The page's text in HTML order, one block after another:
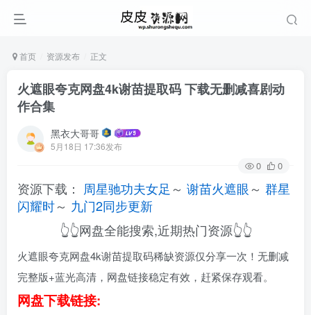
首页 资源发布 正文
火遮眼夸克网盘4k谢苗提取码 下载无删减喜剧动
作合集
黑衣大哥哥
5月18日 17:36发布
0 0
资源下载： 周星驰功夫女足 ～ 谢苗火遮眼～ 群星
闪耀时～ 九门2同步更新
👆👆网盘全能搜索,近期热门资源👆👆
火遮眼夸克网盘4k谢苗提取码稀缺资源仅分享一次！无删减
完整版+蓝光高清，网盘链接稳定有效，赶紧保存观看。
网盘下载链接: